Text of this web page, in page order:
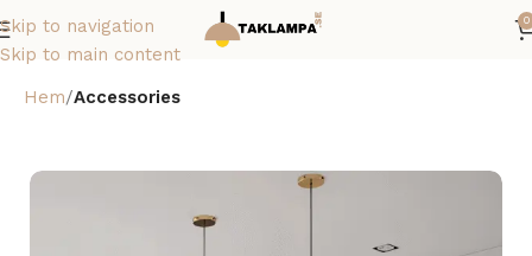
Skip to navigation
Skip to main content
0
Hem Accessories